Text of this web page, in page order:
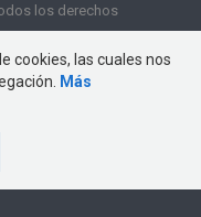
los derechos
cookies, las cuales nos
Más